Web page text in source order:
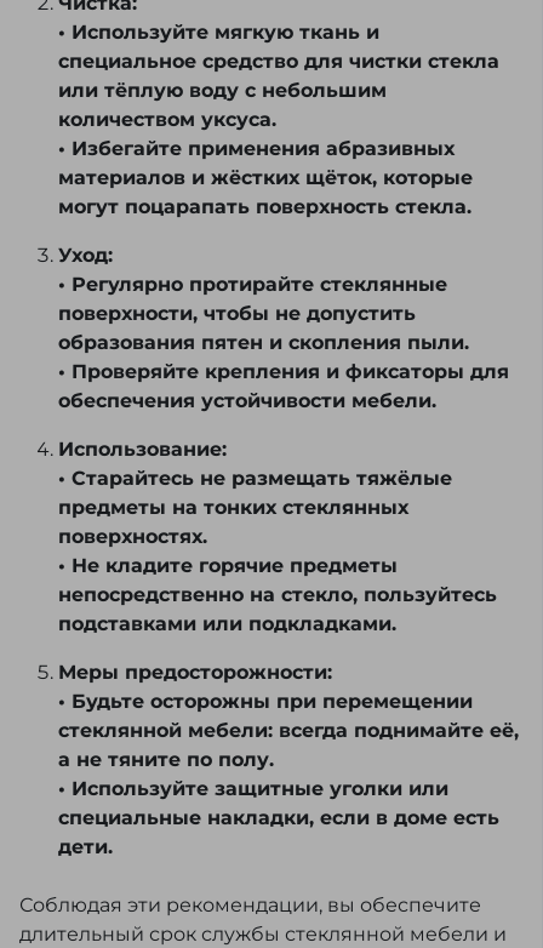
• Используйте мягкую ткань и
специальное средство для чистки стекла
или тёплую воду с небольшим
количеством уксуса.
• Избегайте применения абразивных
материалов и жёстких щёток, которые
могут поцарапать поверхность стекла.
Уход:
• Регулярно протирайте стеклянные
поверхности, чтобы не допустить
образования пятен и скопления пыли.
• Проверяйте крепления и фиксаторы для
обеспечения устойчивости мебели.
Использование:
• Старайтесь не размещать тяжёлые
предметы на тонких стеклянных
поверхностях.
• Не кладите горячие предметы
непосредственно на стекло, пользуйтесь
подставками или подкладками.
Меры предосторожности:
• Будьте осторожны при перемещении
стеклянной мебели: всегда поднимайте её,
а не тяните по полу.
• Используйте защитные уголки или
специальные накладки, если в доме есть
дети.
Соблюдая эти рекомендации, вы обеспечите
длительный срок службы стеклянной мебели и